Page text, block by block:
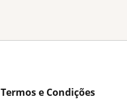
Termos e Condições